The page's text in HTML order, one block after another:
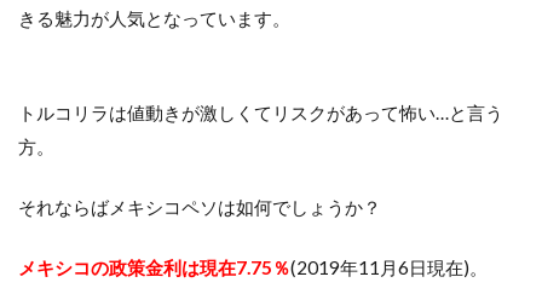
きる魅力が人気となっています。
トルコリラは値動きが激しくてリスクがあって怖い…と言う
方。
それならばメキシコペソは如何でしょうか？
メキシコの政策金利は現在7.75％(2019年11月6日現在)。